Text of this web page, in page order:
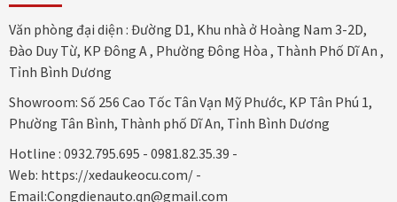
Văn phòng đại diện : Đường D1, Khu nhà ở Hoàng Nam 3-2D,
Đào Duy Từ, KP Đông A , Phường Đông Hòa , Thành Phố Dĩ An ,
Tỉnh Bình Dương
Showroom: Số 256 Cao Tốc Tân Vạn Mỹ Phước, KP Tân Phú 1,
Phường Tân Bình, Thành phố Dĩ An, Tỉnh Bình Dương
Hotline : 0932.795.695 - 0981.82.35.39 -
Web: https://xedaukeocu.com/ -
Email:Congdienauto.qn@gmail.com